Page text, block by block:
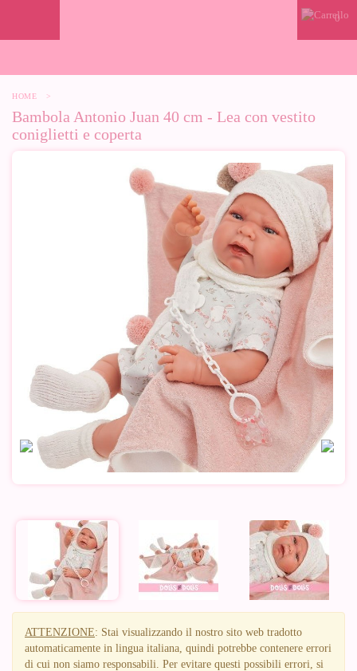
0
HOME >
Bambola Antonio Juan 40 cm - Lea con vestito
coniglietti e coperta
ATTENZIONE: Stai visualizzando il nostro sito web tradotto
automaticamente in lingua italiana, quindi potrebbe contenere errori
di cui non siamo responsabili. Per evitare questi possibili errori, si